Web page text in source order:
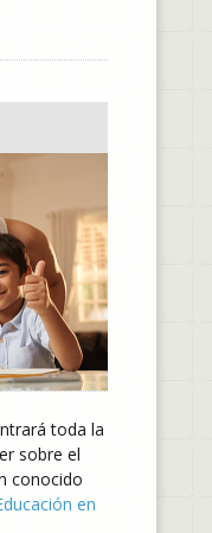
toda la
sobre el
conocido
en